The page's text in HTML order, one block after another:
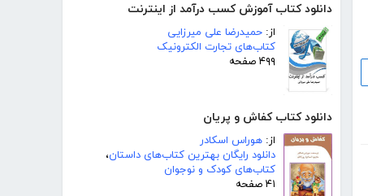
دانلود کتاب آموزش کسب درآمد از اینترنت
از: حمیدرضا علی میرزایی
کتاب‌های تجارت الکترونیک
۴۹۹ صفحه
دانلود کتاب کفاش و پریان
از: هوراس اسکادر
دانلود رایگان بهترین کتاب‌های داستان،
کتاب‌های کودک و نوجوان
۴۱ صفحه